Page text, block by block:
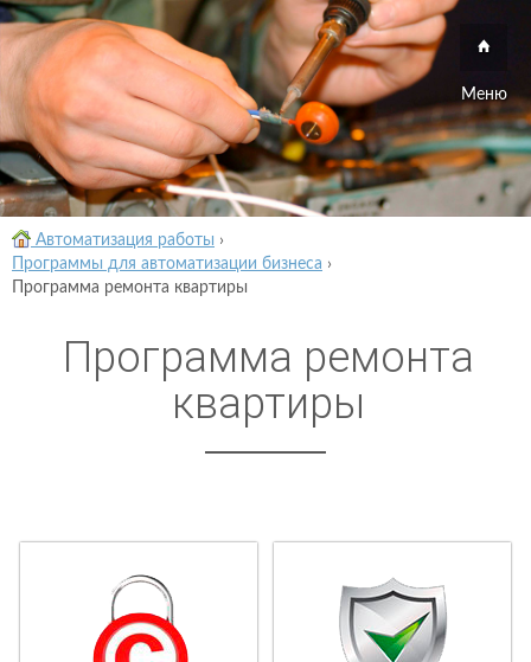
Меню
Автоматизация работы ›
Программы для автоматизации бизнеса ›
Программа ремонта квартиры
Программа ремонта
квартиры